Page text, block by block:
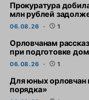
Прокуратура
млн рублей
06.08.26 1
Орловчанам
при подготовке
06.08.26 1
Для юных орловчан
порядка»